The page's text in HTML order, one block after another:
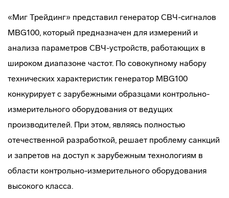
«Миг Трейдинг» представил генератор СВЧ-сигналов
MBG100, который предназначен для измерений и
анализа параметров СВЧ-устройств, работающих в
широком диапазоне частот. По совокупному набору
технических характеристик генератор MBG100
конкурирует с зарубежными образцами контрольно-
измерительного оборудования от ведущих
производителей. При этом, являясь полностью
отечественной разработкой, решает проблему санкций
и запретов на доступ к зарубежным технологиям в
области контрольно-измерительного оборудования
высокого класса.